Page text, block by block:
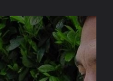
Accueil
Likez-nous